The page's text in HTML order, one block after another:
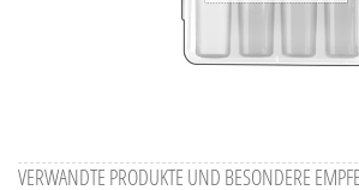
VERWANDTE PRODUKTE UND BESONDERE